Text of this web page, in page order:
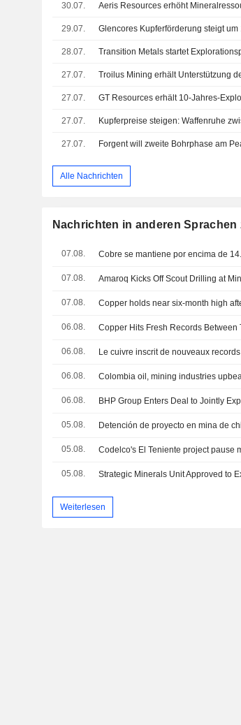
30.07.
29.07.
28.07.
27.07.
27.07.
27.07.
27.07.
Alle Nachrichten
Nachrichten in anderen Sprachen
07.08.
07.08. Amaroq Kicks Off Scout Drilling at
07.08. Copper holds near six-month high
06.08. Copper Hits Fresh Records Between
06.08. Le cuivre inscrit de nouveaux
06.08. Colombia oil, mining industries
06.08. BHP Group Enters Deal to Jointly
05.08.
05.08. Codelco's El Teniente project pause
05.08.
Weiterlesen